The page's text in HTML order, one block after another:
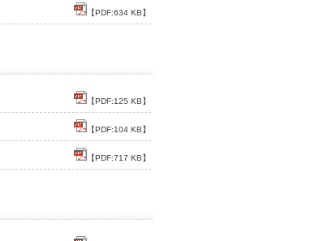
【PDF:634 KB】
【PDF:125 KB】
【PDF:104 KB】
【PDF:717 KB】